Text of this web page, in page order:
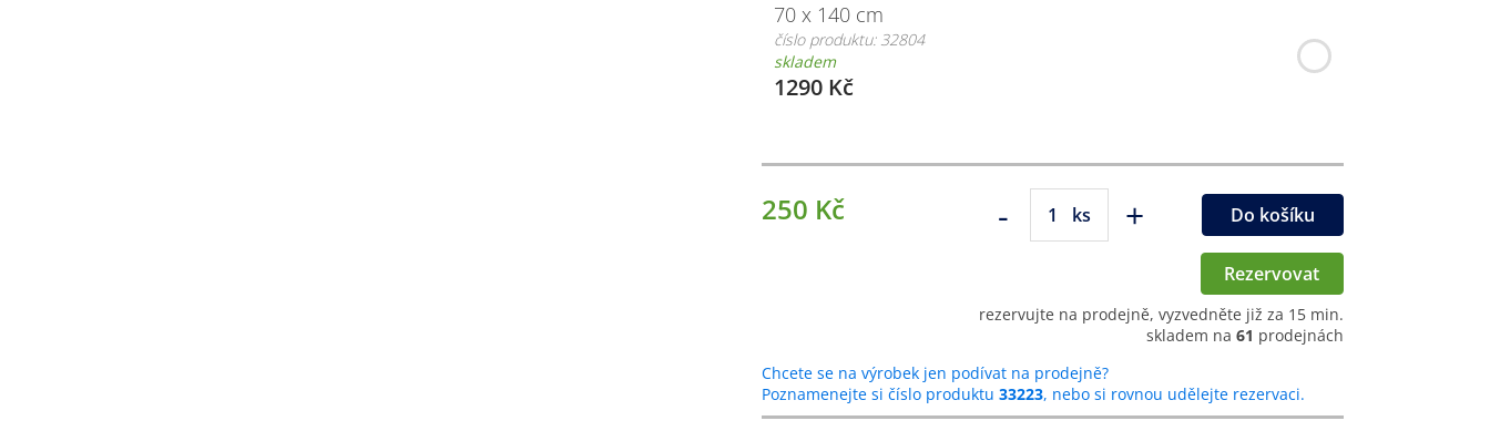
70 x 140 cm
číslo produktu: 32804
skladem
1290 Kč
250 Kč - ks + Do košíku
Rezervovat
rezervujte na prodejně, vyzvedněte již za 15 min.
skladem na 61 prodejnách
Chcete se na výrobek jen podívat na prodejně?
Poznamenejte si číslo produktu 33223, nebo si rovnou udělejte rezervaci.